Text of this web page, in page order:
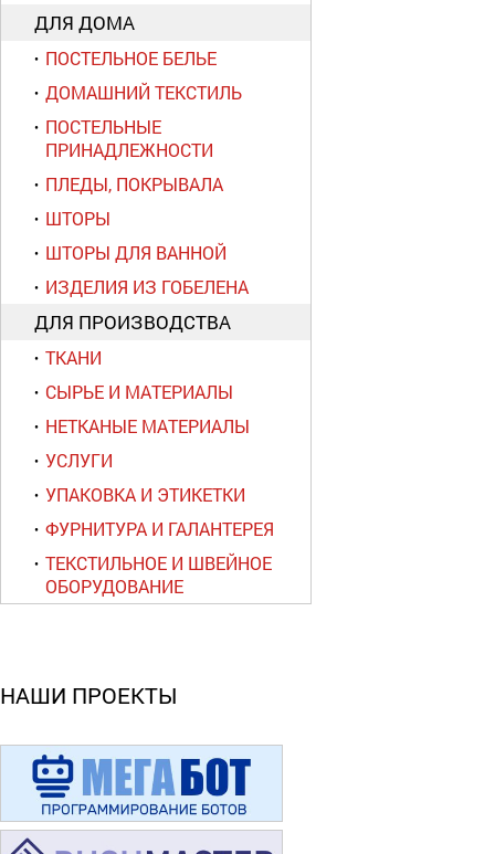
ДЛЯ ДОМА
ПОСТЕЛЬНОЕ БЕЛЬЕ
ДОМАШНИЙ ТЕКСТИЛЬ
ПОСТЕЛЬНЫЕ
ПРИНАДЛЕЖНОСТИ
ПЛЕДЫ, ПОКРЫВАЛА
ШТОРЫ
ШТОРЫ ДЛЯ ВАННОЙ
ИЗДЕЛИЯ ИЗ ГОБЕЛЕНА
ДЛЯ ПРОИЗВОДСТВА
ТКАНИ
СЫРЬЕ И МАТЕРИАЛЫ
НЕТКАНЫЕ МАТЕРИАЛЫ
УСЛУГИ
УПАКОВКА И ЭТИКЕТКИ
ФУРНИТУРА И ГАЛАНТЕРЕЯ
ТЕКСТИЛЬНОЕ И ШВЕЙНОЕ
ОБОРУДОВАНИЕ
НАШИ ПРОЕКТЫ